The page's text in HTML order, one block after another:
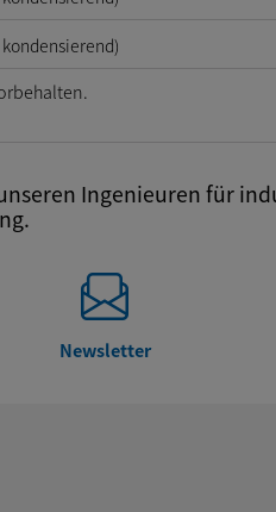
Ingenieuren für
Newsletter